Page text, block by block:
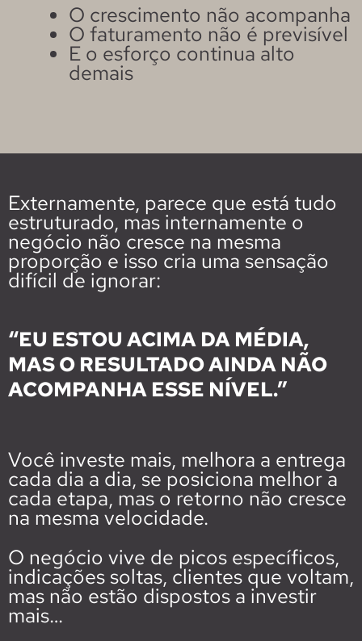
O crescimento não acompanha
O faturamento não é previsível
E o esforço continua alto
demais
Externamente, parece que está tudo
estruturado, mas internamente o
negócio não cresce na mesma
proporção e isso cria uma sensação
difícil de ignorar:
“EU ESTOU ACIMA DA MÉDIA,
MAS O RESULTADO AINDA NÃO
ACOMPANHA ESSE NÍVEL.”
Você investe mais, melhora a entrega
cada dia a dia, se posiciona melhor a
cada etapa, mas o retorno não cresce
na mesma velocidade.
O negócio vive de picos específicos,
indicações soltas, clientes que voltam,
mas não estão dispostos a investir
mais…